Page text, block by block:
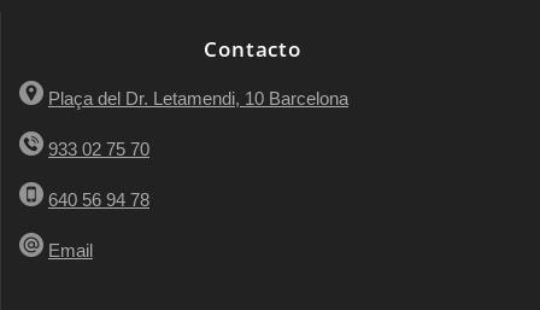
Contacto
Plaça del Dr. Letamendi, 10 Barcelona
933 02 75 70
640 56 94 78
Email